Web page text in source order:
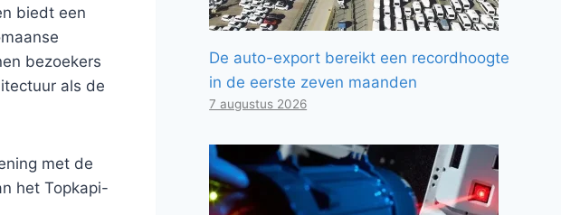
biedt een
bezoekers
als de
met de
het Topkapi-
De auto-export bereikt een recordhoogte
in de eerste zeven maanden
7 augustus 2026